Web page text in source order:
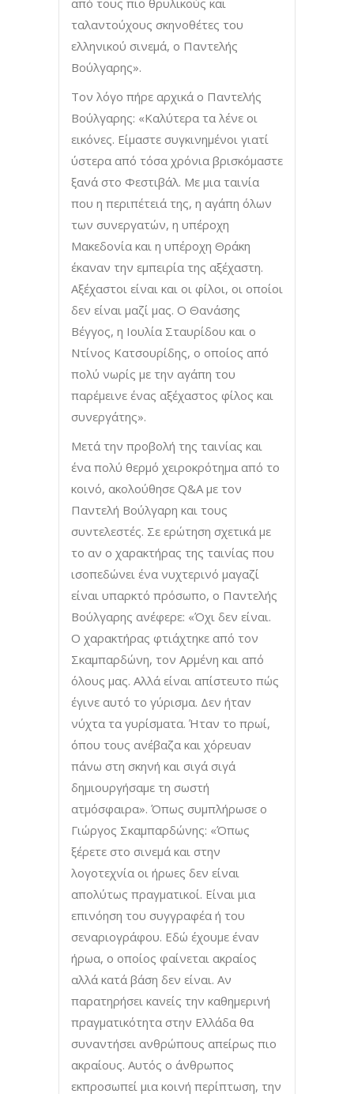
ταλαντούχους σκηνοθέτες του
ελληνικού σινεμά, ο Παντελής
Βούλγαρης».
Τον λόγο πήρε αρχικά ο Παντελής
Βούλγαρης: «Καλύτερα τα λένε οι
εικόνες. Είμαστε συγκινημένοι γιατί
ύστερα από τόσα χρόνια βρισκόμαστε
ξανά στο Φεστιβάλ. Με μια ταινία
που η περιπέτειά της, η αγάπη όλων
των συνεργατών, η υπέροχη
Μακεδονία και η υπέροχη Θράκη
έκαναν την εμπειρία της αξέχαστη.
Αξέχαστοι είναι και οι φίλοι, οι οποίοι
δεν είναι μαζί μας. Ο Θανάσης
Βέγγος, η Ιουλία Σταυρίδου και ο
Ντίνος Κατσουρίδης, ο οποίος από
πολύ νωρίς με την αγάπη του
παρέμεινε ένας αξέχαστος φίλος και
συνεργάτης».
Μετά την προβολή της ταινίας και
ένα πολύ θερμό χειροκρότημα από το
κοινό, ακολούθησε Q&A με τον
Παντελή Βούλγαρη και τους
συντελεστές. Σε ερώτηση σχετικά με
το αν ο χαρακτήρας της ταινίας που
ισοπεδώνει ένα νυχτερινό μαγαζί
είναι υπαρκτό πρόσωπο, ο Παντελής
Βούλγαρης ανέφερε: «Όχι δεν είναι.
Ο χαρακτήρας φτιάχτηκε από τον
Σκαμπαρδώνη, τον Αρμένη και από
όλους μας. Αλλά είναι απίστευτο πώς
έγινε αυτό το γύρισμα. Δεν ήταν
νύχτα τα γυρίσματα. Ήταν το πρωί,
όπου τους ανέβαζα και χόρευαν
πάνω στη σκηνή και σιγά σιγά
δημιουργήσαμε τη σωστή
ατμόσφαιρα». Όπως συμπλήρωσε ο
Γιώργος Σκαμπαρδώνης: «Όπως
ξέρετε στο σινεμά και στην
λογοτεχνία οι ήρωες δεν είναι
απολύτως πραγματικοί. Είναι μια
επινόηση του συγγραφέα ή του
σεναριογράφου. Εδώ έχουμε έναν
ήρωα, ο οποίος φαίνεται ακραίος
αλλά κατά βάση δεν είναι. Αν
παρατηρήσει κανείς την καθημερινή
πραγματικότητα στην Ελλάδα θα
συναντήσει ανθρώπους απείρως πιο
ακραίους. Αυτός ο άνθρωπος
εκπροσωπεί μια κοινή περίπτωση, την